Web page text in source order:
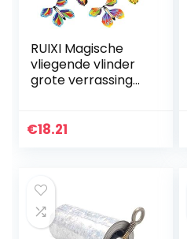
RUIXI Magische
vliegende vlinder
grote verrassing
speelgoed
€18.21